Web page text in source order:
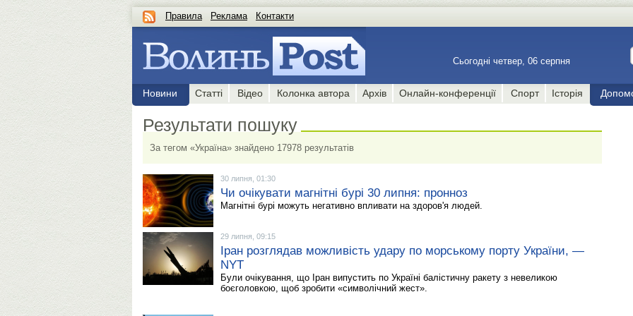
Правила Реклама Контакти
Сьогодні четвер, 06 серпня
Новини Статті Відео Колонка автора Архів Онлайн-конференції Спорт Історія
Результати пошуку
За тегом «Україна» знайдено 17978 результатів
30 липня, 01:30
Чи очікувати магнітні бурі 30 липня: пронноз
Магнітні бурі можуть негативно впливати на здоров'я людей.
29 липня, 09:15
Іран розглядав можливість удару по морському порту України, —
NYT
Були очікування, що Іран випустить по Україні балістичну ракету з невеликою
боєголовкою, щоб зробити «символічний жест».